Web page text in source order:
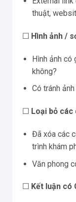
thuật,
☐ Hình ảnh /
Hình ảnh có
không?
Có tránh
☐ Loại bỏ
Đã xóa các
trình khám
Văn phong
☐ Kết luận có